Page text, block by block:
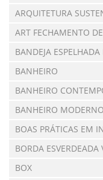
ARQUITETURA
ART FECHAMENTO
BANDEJA
BANHEIRO
BANHEIRO
BANHEIRO MODERNO
BOAS PRÁTICAS EM
BORDA ESVERDEADA
BOX